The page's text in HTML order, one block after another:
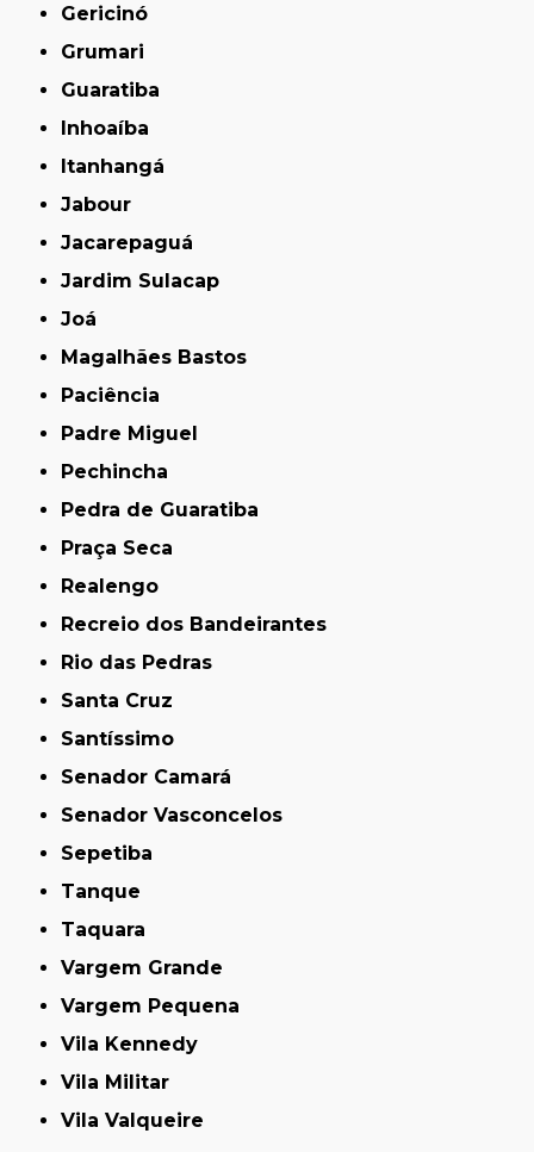
Gericinó
Grumari
Guaratiba
Inhoaíba
Itanhangá
Jabour
Jacarepaguá
Jardim Sulacap
Joá
Magalhães Bastos
Paciência
Padre Miguel
Pechincha
Pedra de Guaratiba
Praça Seca
Realengo
Recreio dos Bandeirantes
Rio das Pedras
Santa Cruz
Santíssimo
Senador Camará
Senador Vasconcelos
Sepetiba
Tanque
Taquara
Vargem Grande
Vargem Pequena
Vila Kennedy
Vila Militar
Vila Valqueire